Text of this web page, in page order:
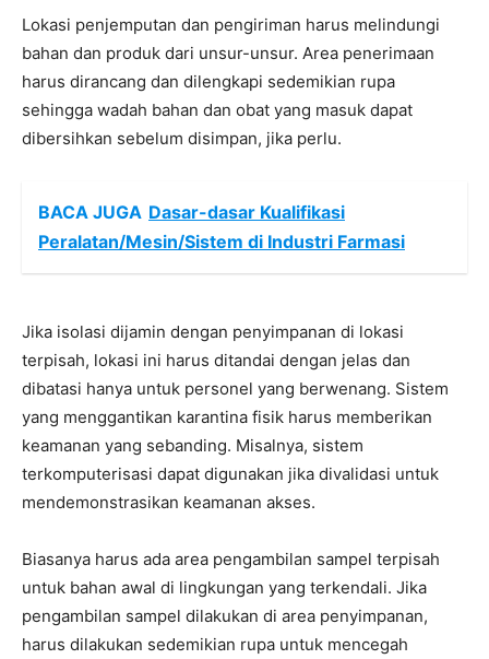
Lokasi penjemputan dan pengiriman harus melindungi
bahan dan produk dari unsur-unsur. Area penerimaan
harus dirancang dan dilengkapi sedemikian rupa
sehingga wadah bahan dan obat yang masuk dapat
dibersihkan sebelum disimpan, jika perlu.
BACA JUGA Dasar-dasar Kualifikasi
Peralatan/Mesin/Sistem di Industri Farmasi
Jika isolasi dijamin dengan penyimpanan di lokasi
terpisah, lokasi ini harus ditandai dengan jelas dan
dibatasi hanya untuk personel yang berwenang. Sistem
yang menggantikan karantina fisik harus memberikan
keamanan yang sebanding. Misalnya, sistem
terkomputerisasi dapat digunakan jika divalidasi untuk
mendemonstrasikan keamanan akses.
Biasanya harus ada area pengambilan sampel terpisah
untuk bahan awal di lingkungan yang terkendali. Jika
pengambilan sampel dilakukan di area penyimpanan,
harus dilakukan sedemikian rupa untuk mencegah